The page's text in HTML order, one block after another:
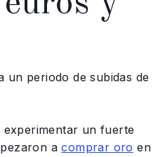
un periodo de subidas de
un fuerte
acomprar oro en